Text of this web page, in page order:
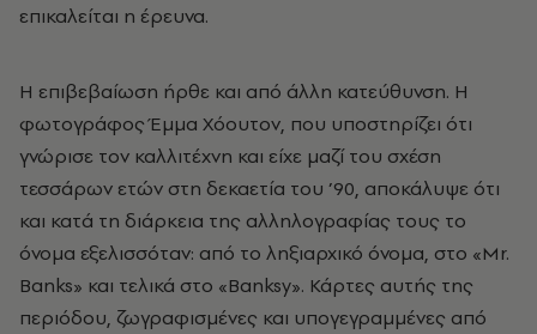
επικαλείται η έρευνα.
Η επιβεβαίωση ήρθε και από άλλη κατεύθυνση. Η
φωτογράφος Έμμα Χόουτον, που υποστηρίζει ότι
γνώρισε τον καλλιτέχνη και είχε μαζί του σχέση
τεσσάρων ετών στη δεκαετία του ’90, αποκάλυψε ότι
και κατά τη διάρκεια της αλληλογραφίας τους το
όνομα εξελισσόταν: από το ληξιαρχικό όνομα, στο «Mr.
Banks» και τελικά στο «Banksy». Κάρτες αυτής της
περιόδου, ζωγραφισμένες και υπογεγραμμένες από